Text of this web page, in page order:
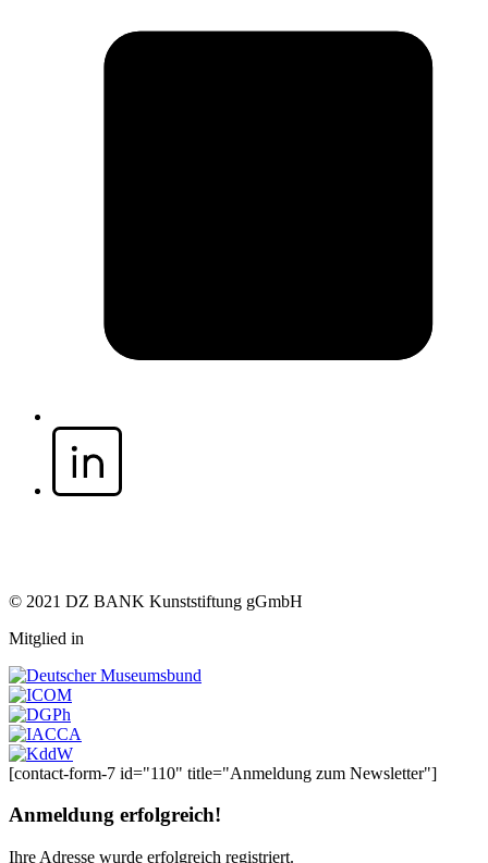
© 2021 DZ BANK Kunststiftung gGmbH
Mitglied in
[contact-form-7 id="110" title="Anmeldung zum Newsletter"]
Anmeldung erfolgreich!
Ihre Adresse wurde erfolgreich registriert.